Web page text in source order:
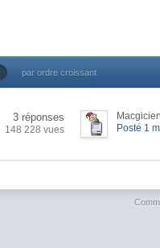
par ordre croissant
3 réponses
148 228 vues
Macgicien
Posté 1